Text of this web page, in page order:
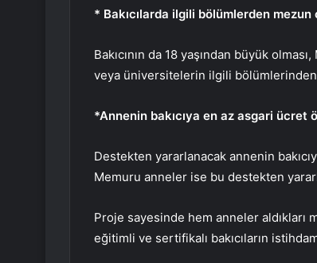
* Bakıcılarda ilgili bölümlerden
Bakıcının da 18 yaşından büyük
veya üniversitelerin ilgili
*Annenin bakıcıya en az asgari ücret
Destekten yararlanacak annenin
Memuru anneler ise bu destekten
Proje sayesinde hem anneler aldıkları
eğitimli ve sertifikalı bakıcıların